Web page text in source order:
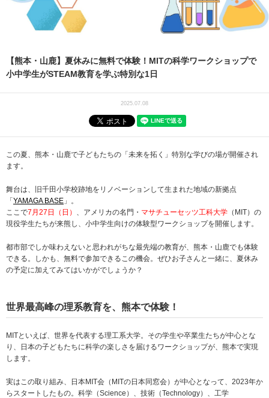
【熊本・山鹿】夏休みに無料で体験！MITの科学ワークショップで
小中学生がSTEAM教育を学ぶ特別な1日
2025.07.08
この夏、熊本・山鹿で子どもたちの「未来を拓く」特別な学びの場が開催され
ます。
舞台は、旧千田小学校跡地をリノベーションして生まれた地域の新拠点
「YAMAGA BASE 」。
ここで7月27日（日） 、アメリカの名門・ マサチューセッツ工科大学 （MIT）の
現役学生たちが来熊し、小中学生向けの体験型ワークショップを開催します。
都市部でしか味わえないと思われがちな最先端の教育が、熊本・山鹿でも体験
できる。しかも、無料で参加できるこの機会。ぜひお子さんと一緒に、夏休み
の予定に加えてみてはいかがでしょうか？
世界最高峰の理系教育を、熊本で体験！
MITといえば、世界を代表する理工系大学。その学生や卒業生たちが中心とな
り、日本の子どもたちに科学の楽しさを届けるワークショップが、熊本で実現
します。
実はこの取り組み、日本MIT会（MITの日本同窓会）が中心となって、2023年か
らスタートしたもの。科学（Science）、技術（Technology）、工学